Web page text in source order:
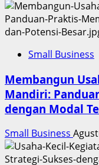
Small Business
Membangun
Mandiri:
dengan Modal
Small Business